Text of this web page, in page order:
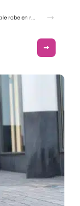
Look festival et concerts country : réussir ses tenues western Boots Cowboy